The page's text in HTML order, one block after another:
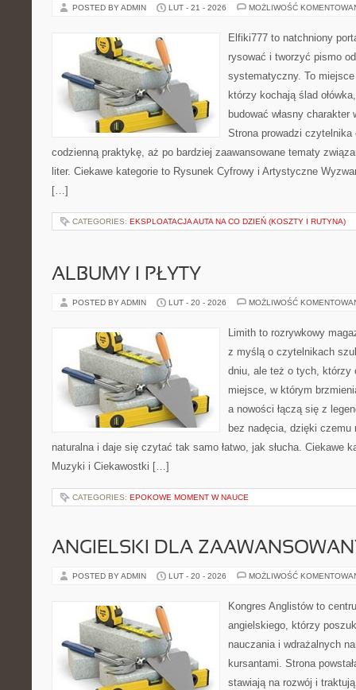
POSTED BY ADMIN LUT - 21 - 2026 MOŻLIWOŚĆ
Elfiki777 to natchniony
rysować i tworzyć pismo
systematyczny. To
którzy kochają ślad
budować własny
Strona prowadzi
codzienną praktykę, aż po bardziej zaawansowane tematy
liter. Ciekawe kategorie to Rysunek Cyfrowy i Artystyczne
[…]
CATEGORIES: EKSPLOATACJA AUTA NA CO DZIEŃ (KOSZTY I RUTYNA)
ALBUMY I PŁYTY
POSTED BY ADMIN LUT - 20 - 2026 MOŻLIWOŚĆ
Limith to rozrywkowy
z myślą o czytelnikach
dniu, ale też o tych, którzy
miejsce, w którym
a nowości łączą się z
bez nadęcia, dzięki
naturalna i daje się czytać tak samo łatwo, jak słucha. Ciekawe
Muzyki i Ciekawostki […]
CATEGORIES: EPOKOWE MOMENT W NAUCE
ANGIELSKI DLA
POSTED BY ADMIN LUT - 20 - 2026 MOŻLIWOŚĆ
Kongres Anglistów to
angielskiego, którzy
nauczania i wdrażalnych
kursantami. Strona
stawiają na rozwój i